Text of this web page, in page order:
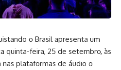
o Brasil apresenta um
quinta-feira, 25 de setembro, às
nas plataformas de áudio o